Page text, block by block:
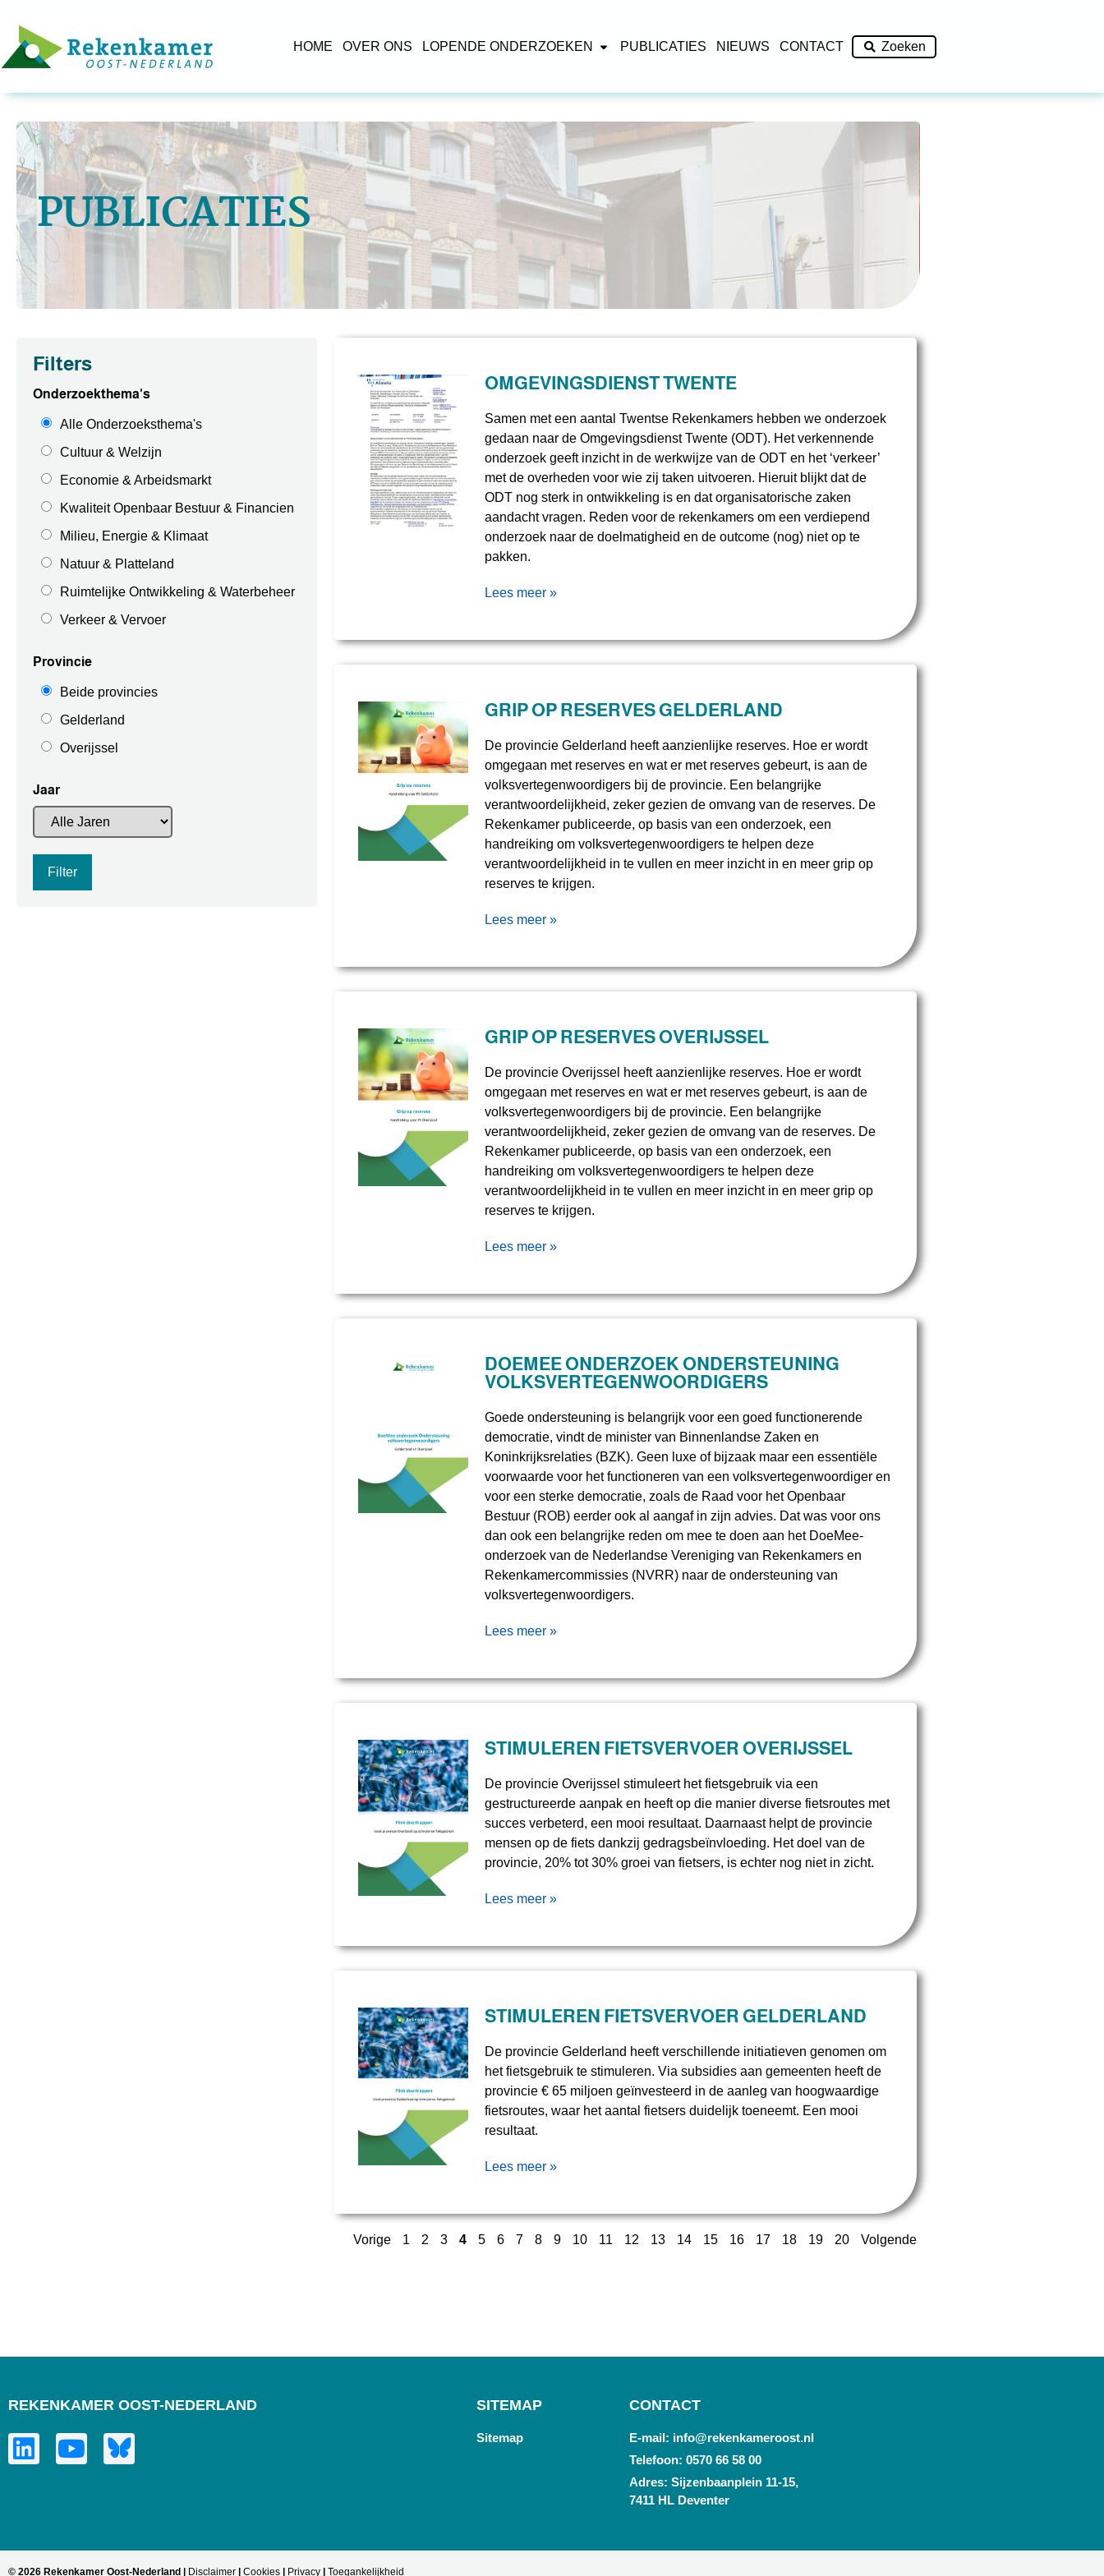
HOME OVER ONS LOPENDE ONDERZOEKEN PUBLICATIES NIEUWS CONTACT Zoeken
PUBLICATIES
Filters
Onderzoekthema's
Alle Onderzoeksthema's
Cultuur & Welzijn
Economie & Arbeidsmarkt
Kwaliteit Openbaar Bestuur & Financien
Milieu, Energie & Klimaat
Natuur & Platteland
Ruimtelijke Ontwikkeling & Waterbeheer
Verkeer & Vervoer
Provincie
Beide provincies
Gelderland
Overijssel
Jaar
OMGEVINGSDIENST TWENTE
Samen met een aantal Twentse Rekenkamers hebben we onderzoek
gedaan naar de Omgevingsdienst Twente (ODT). Het verkennende
onderzoek geeft inzicht in de werkwijze van de ODT en het ‘verkeer’
met de overheden voor wie zij taken uitvoeren. Hieruit blijkt dat de
ODT nog sterk in ontwikkeling is en dat organisatorische zaken
aandacht vragen. Reden voor de rekenkamers om een verdiepend
onderzoek naar de doelmatigheid en de outcome (nog) niet op te
pakken.
Lees meer »
GRIP OP RESERVES GELDERLAND
De provincie Gelderland heeft aanzienlijke reserves. Hoe er wordt
omgegaan met reserves en wat er met reserves gebeurt, is aan de
volksvertegenwoordigers bij de provincie. Een belangrijke
verantwoordelijkheid, zeker gezien de omvang van de reserves. De
Rekenkamer publiceerde, op basis van een onderzoek, een
handreiking om volksvertegenwoordigers te helpen deze
verantwoordelijkheid in te vullen en meer inzicht in en meer grip op
reserves te krijgen.
Lees meer »
GRIP OP RESERVES OVERIJSSEL
De provincie Overijssel heeft aanzienlijke reserves. Hoe er wordt
omgegaan met reserves en wat er met reserves gebeurt, is aan de
volksvertegenwoordigers bij de provincie. Een belangrijke
verantwoordelijkheid, zeker gezien de omvang van de reserves. De
Rekenkamer publiceerde, op basis van een onderzoek, een
handreiking om volksvertegenwoordigers te helpen deze
verantwoordelijkheid in te vullen en meer inzicht in en meer grip op
reserves te krijgen.
Lees meer »
DOEMEE ONDERZOEK ONDERSTEUNING
VOLKSVERTEGENWOORDIGERS
Goede ondersteuning is belangrijk voor een goed functionerende
democratie, vindt de minister van Binnenlandse Zaken en
Koninkrijksrelaties (BZK). Geen luxe of bijzaak maar een essentiële
voorwaarde voor het functioneren van een volksvertegenwoordiger en
voor een sterke democratie, zoals de Raad voor het Openbaar
Bestuur (ROB) eerder ook al aangaf in zijn advies. Dat was voor ons
dan ook een belangrijke reden om mee te doen aan het DoeMee-
onderzoek van de Nederlandse Vereniging van Rekenkamers en
Rekenkamercommissies (NVRR) naar de ondersteuning van
volksvertegenwoordigers.
Lees meer »
STIMULEREN FIETSVERVOER OVERIJSSEL
De provincie Overijssel stimuleert het fietsgebruik via een
gestructureerde aanpak en heeft op die manier diverse fietsroutes met
succes verbeterd, een mooi resultaat. Daarnaast helpt de provincie
mensen op de fiets dankzij gedragsbeïnvloeding. Het doel van de
provincie, 20% tot 30% groei van fietsers, is echter nog niet in zicht.
Lees meer »
STIMULEREN FIETSVERVOER GELDERLAND
De provincie Gelderland heeft verschillende initiatieven genomen om
het fietsgebruik te stimuleren. Via subsidies aan gemeenten heeft de
provincie € 65 miljoen geïnvesteerd in de aanleg van hoogwaardige
fietsroutes, waar het aantal fietsers duidelijk toeneemt. Een mooi
resultaat.
Lees meer »
Vorige 1 2 3 4 5 6 7 8 9 10 11 12 13 14 15 16 17 18 19 20 Volgende
REKENKAMER OOST-NEDERLAND SITEMAP
Sitemap
CONTACT
E-mail: info@rekenkameroost.nl
Telefoon: 0570 66 58 00
Adres: Sijzenbaanplein 11-15,
7411 HL Deventer
© 2026 Rekenkamer Oost-Nederland | Disclaimer Cookies Privacy Toegankelijkheid